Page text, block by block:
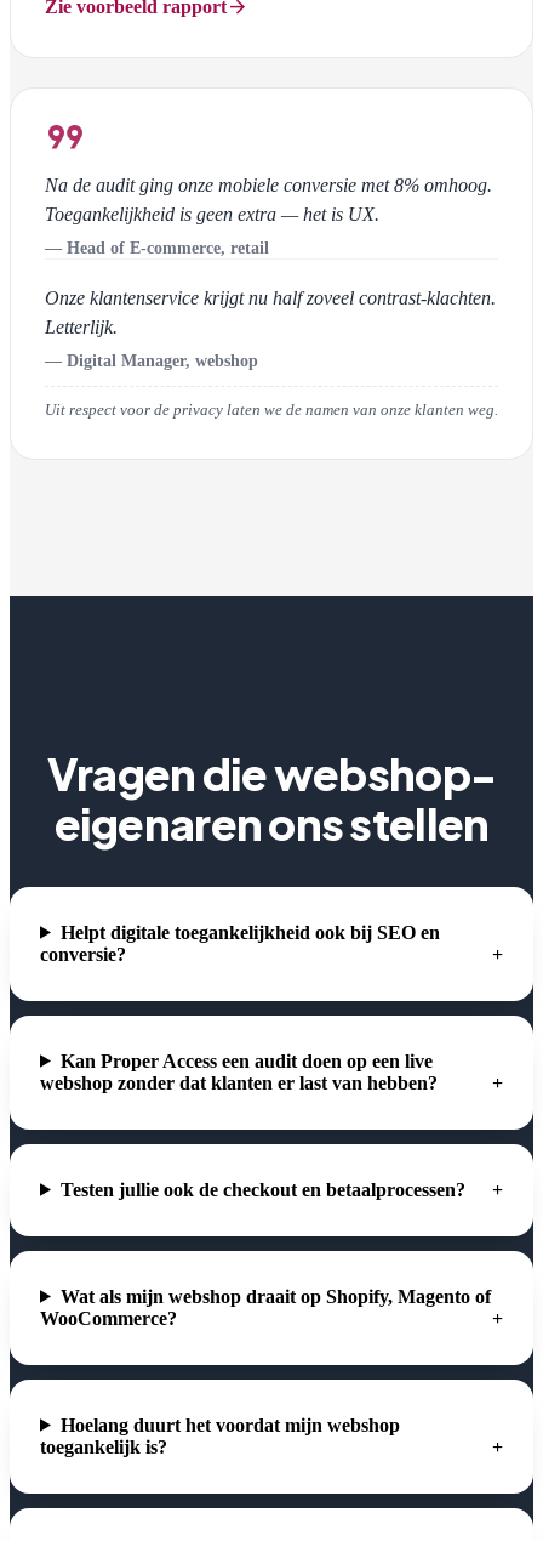
Zie voorbeeld rapportarrow_forward
format_quote
Na de audit ging onze mobiele conversie met 8% omhoog.
Toegankelijkheid is geen extra — het is UX.
— Head of E-commerce, retail
Onze klantenservice krijgt nu half zoveel contrast-klachten.
Letterlijk.
— Digital Manager, webshop
Uit respect voor de privacy laten we de namen van onze klanten weg.
Vragen die webshop-
eigenaren ons stellen
Helpt digitale toegankelijkheid ook bij SEO en
conversie?
Kan Proper Access een audit doen op een live
webshop zonder dat klanten er last van hebben?
Testen jullie ook de checkout en betaalprocessen?
Wat als mijn webshop draait op Shopify, Magento of
WooCommerce?
Hoelang duurt het voordat mijn webshop
toegankelijk is?